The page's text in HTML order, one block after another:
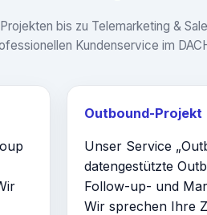
bis zu Telemarketing &
Kundenservice im
Outbound-Projekt
Unser Service
datengestützte
Follow-up- und
Wir sprechen Ihre